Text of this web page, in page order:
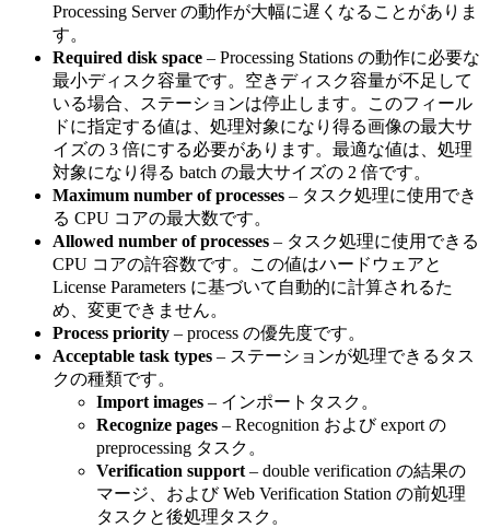
Processing Server の動作が大幅に遅くなることがありま
す。
Required disk space – Processing Stations の動作に必要な
最小ディスク容量です。空きディスク容量が不足して
いる場合、ステーションは停止します。このフィール
ドに指定する値は、処理対象になり得る画像の最大サ
イズの 3 倍にする必要があります。最適な値は、処理
対象になり得る batch の最大サイズの 2 倍です。
Maximum number of processes – タスク処理に使用でき
る CPU コアの最大数です。
Allowed number of processes – タスク処理に使用できる
CPU コアの許容数です。この値はハードウェアと
License Parameters に基づいて自動的に計算されるた
め、変更できません。
Process priority – process の優先度です。
Acceptable task types – ステーションが処理できるタス
クの種類です。
Import images – インポートタスク。
Recognize pages – Recognition および export の
preprocessing タスク。
Verification support – double verification の結果の
マージ、および Web Verification Station の前処理
タスクと後処理タスク。